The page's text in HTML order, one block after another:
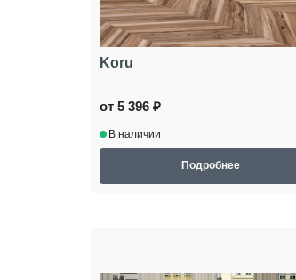
Koru
от 5 396 ₽
В наличии
Подробнее